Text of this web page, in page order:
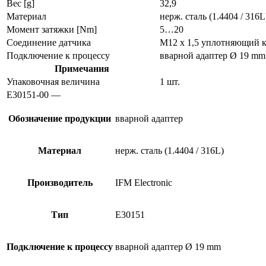
Вес [g]
32,9
Материал
нерж. сталь (1.4404 /
Момент затяжки [Nm]
5…20
Соединение датчика
M12 x 1,5 уплотняющий
Подключение к процессу
вварной адаптер Ø 19 mm
Примечания
Упаковочная величина
1 шт.
E30151-00 —
Обозначение продукции вварной адаптер
Материал нерж. сталь (1.4404 / 316L)
Производитель IFM Electronic
Тип E30151
Подключение к процессу вварной адаптер Ø 19 mm